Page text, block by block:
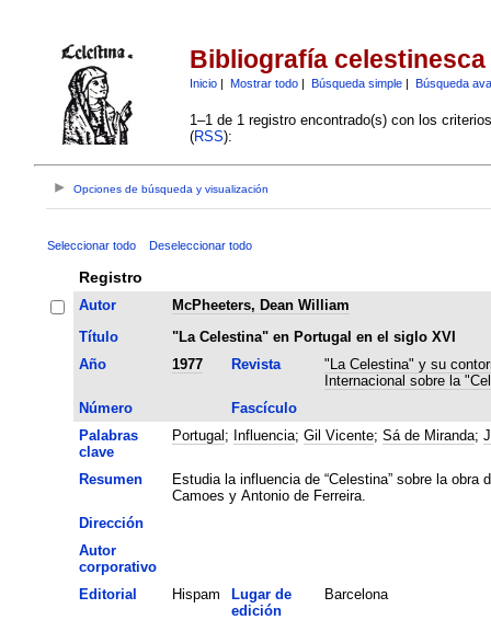
Bibliografía celestinesca
Inicio| Mostrar todo| Búsqueda simple| Búsqueda
1–1 de 1 registro encontrado(s) con los
(RSS):
Opciones de búsqueda y visualización
Seleccionar todo Deseleccionar todo
Registro
Autor
McPheeters, Dean William
Título
"La Celestina" en Portugal en el siglo XVI
Año
1977 Revista
"La Celestina" y su
Internacional sobre la
Número
Fascículo
Palabras
clave
Portugal ; Influencia; Gil Vicente; Sá de Miranda;
Resumen
Estudia la influencia de “Celestina” sobre la
Camoes y Antonio de Ferreira.
Dirección
Autor
corporativo
Editorial
Hispam
Lugar de
edición
Barcelona